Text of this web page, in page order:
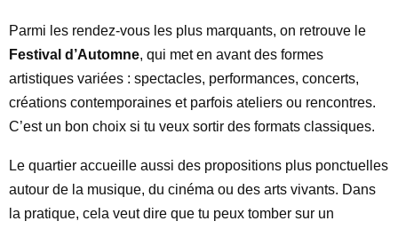
Parmi les rendez-vous les plus marquants, on retrouve le
Festival d’Automne, qui met en avant des formes
artistiques variées : spectacles, performances, concerts,
créations contemporaines et parfois ateliers ou rencontres.
C’est un bon choix si tu veux sortir des formats classiques.
Le quartier accueille aussi des propositions plus ponctuelles
autour de la musique, du cinéma ou des arts vivants. Dans
la pratique, cela veut dire que tu peux tomber sur un